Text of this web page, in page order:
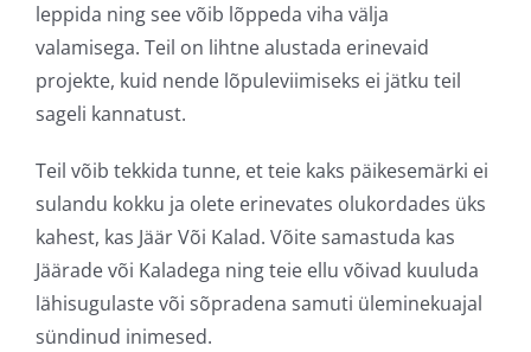
leppida ning see võib lõppeda viha välja
valamisega. Teil on lihtne alustada erinevaid
projekte, kuid nende lõpuleviimiseks ei jätku teil
sageli kannatust.
Teil võib tekkida tunne, et teie kaks päikesemärki ei
sulandu kokku ja olete erinevates olukordades üks
kahest, kas Jäär Või Kalad. Võite samastuda kas
Jäärade või Kaladega ning teie ellu võivad kuuluda
lähisugulaste või sõpradena samuti üleminekuajal
sündinud inimesed.